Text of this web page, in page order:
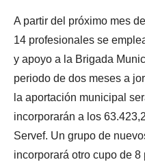
A partir del próximo mes
14 profesionales se
y apoyo a la Brigada
periodo de dos meses a
la aportación municipal
incorporarán a los
Servef. Un grupo de
incorporará otro cupo de